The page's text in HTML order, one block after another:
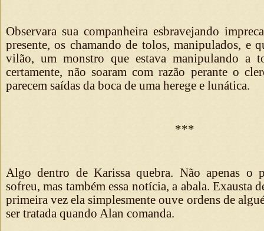
Observara sua companheira esbravejando
presente, os chamando de tolos, manipulados, e
vilão, um monstro que estava manipulando a
certamente, não soaram com razão perante o
parecem saídas da boca de uma herege e lunática.
***
Algo dentro de Karissa quebra. Não apenas o
sofreu, mas também essa notícia, a abala. Exausta
primeira vez ela simplesmente ouve ordens de
ser tratada quando Alan comanda.